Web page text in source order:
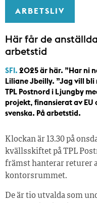
ARBETSLIV
Här får de
arbetstid
SFI. 2025 är här. ”Har ni
Liliane Jbeilly. ”Jag vill
TPL Postnord i Ljungby
projekt, finansierat av
svenska. På arbetstid.
Klockan är 13.30 på
kvällsskiftet på TPL
främst hanterar returer
kontorsrummet.
De är tio utvalda som